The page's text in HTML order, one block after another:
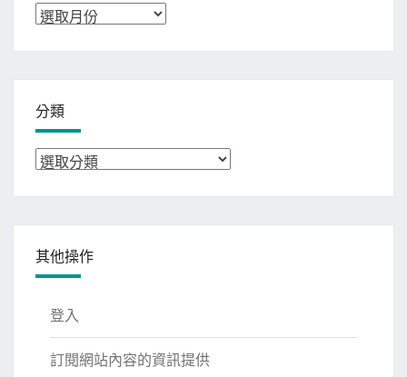
彙
分類
分
其他操作
登入
訂閱網站內容的資訊提供